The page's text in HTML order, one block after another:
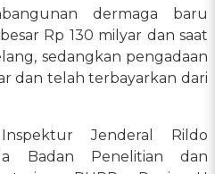
dermaga baru
Rp 130 milyar dan saat
sedangkan pengadaan
dan telah terbayarkan dari
Jenderal Rildo
Badan Penelitian dan